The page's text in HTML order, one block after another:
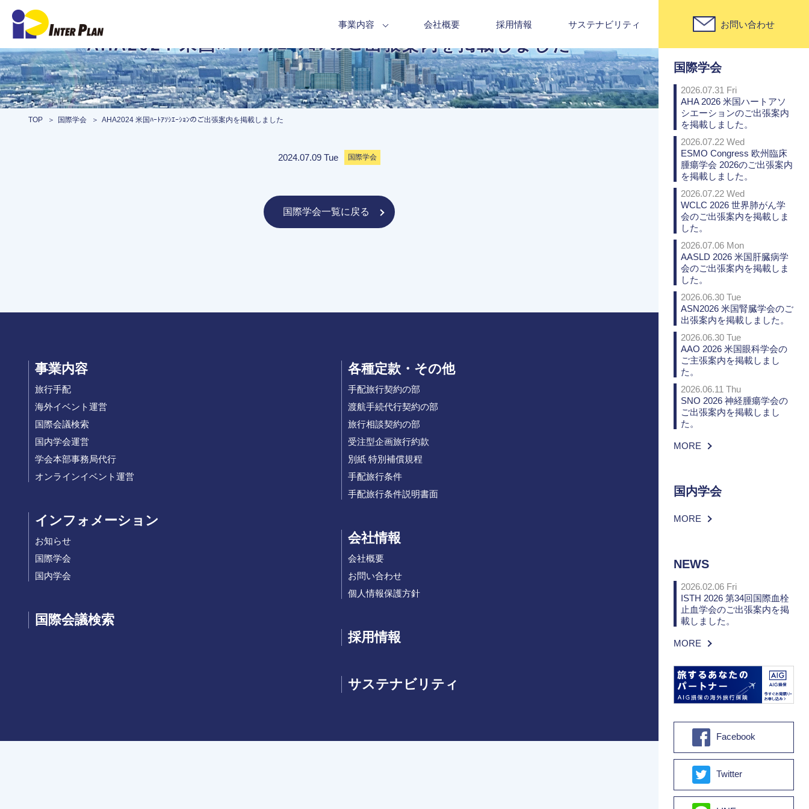
事業内容 会社概要 採用情報 サステナビリティ お問い合わせ
AHA2024 米国ﾊｰﾄｱｿｼｴｰｼｮﾝのご出張案内を掲載しました
TOP 国際学会 AHA2024 米国ﾊｰﾄｱｿｼｴｰｼｮﾝのご出張案内を掲載しました
2024.07.09 Tue 国際学会
国際学会一覧に戻る
事業内容
旅行手配
海外イベント運営
国際会議検索
国内学会運営
学会本部事務局代行
オンラインイベント運営
インフォメーション
お知らせ
国際学会
国内学会
国際会議検索
各種定款・その他
手配旅行契約の部
渡航手続代行契約の部
旅行相談契約の部
受注型企画旅行約款
別紙 特別補償規程
手配旅行条件
手配旅行条件説明書面
会社情報
会社概要
お問い合わせ
個人情報保護方針
採用情報
サステナビリティ
PICK UP
国際学会
2026.07.31 Fri
AHA 2026 米国ハートアソ
シエーションのご出張案内
を掲載しました。
2026.07.22 Wed
ESMO Congress 欧州臨床
腫瘍学会 2026のご出張案内
を掲載しました。
2026.07.22 Wed
WCLC 2026 世界肺がん学
会のご出張案内を掲載しま
した。
2026.07.06 Mon
AASLD 2026 米国肝臓病学
会のご出張案内を掲載しま
した。
2026.06.30 Tue
ASN2026 米国腎臓学会のご
出張案内を掲載しました。
2026.06.30 Tue
AAO 2026 米国眼科学会の
ご主張案内を掲載しまし
た。
2026.06.11 Thu
SNO 2026 神経腫瘍学会の
ご出張案内を掲載しまし
た。
MORE
国内学会
MORE
NEWS
2026.02.06 Fri
ISTH 2026 第34回国際血栓
止血学会のご出張案内を掲
載しました。
MORE
Facebook
Twitter